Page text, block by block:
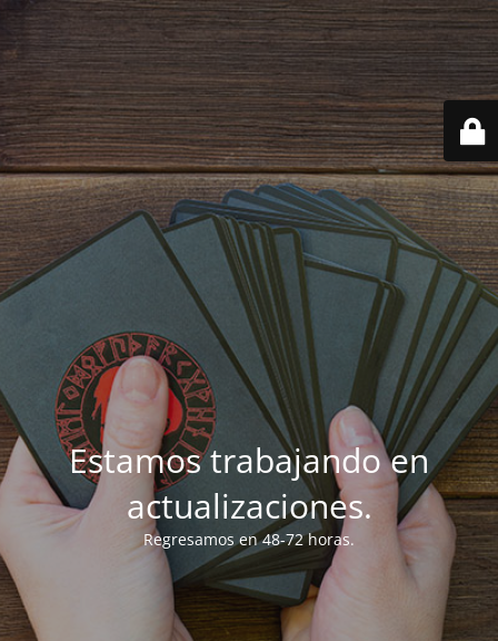
Estamos trabajando en
actualizaciones.
Regresamos en 48-72 horas.